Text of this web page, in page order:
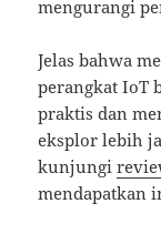
mengurangi
Jelas bahwa
perangkat IoT
praktis dan
eksplor lebih
kunjungi
mendapatkan